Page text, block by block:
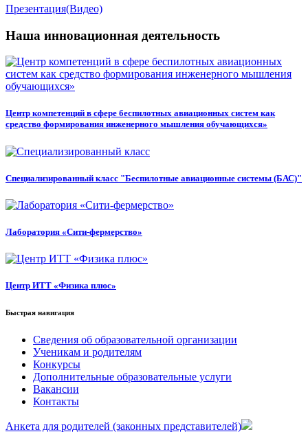
Презентация(Видео)
Наша инновационная деятельность
Центр компетенций в сфере беспилотных авиационных систем как
средство формирования инженерного мышления обучающихся»
Специализированный класс "Беспилотные авиационные системы (БАС)"
Лаборатория «Сити-фермерство»
Центр ИТТ «Физика плюс»
Быстрая навигация
Сведения об образовательной организации
Ученикам и родителям
Конкурсы
Дополнительные образовательные услуги
Вакансии
Контакты
Анкета для родителей (законных представителей)